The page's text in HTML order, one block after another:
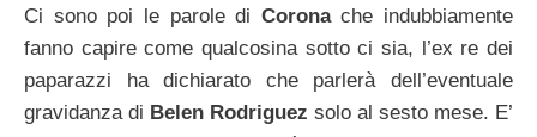
Ci sono poi le parole di Coronache indubbiamente
fanno capire come qualcosina sotto ci sia, l’ex re dei
paparazzi ha dichiarato che parlerà dell’eventuale
gravidanza di Belen Rodriguez solo al sesto mese. E’